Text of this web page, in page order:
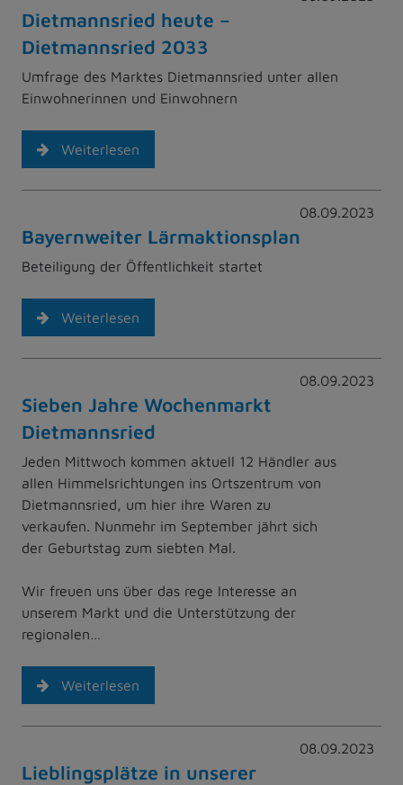
Dietmannsried heute –
Dietmannsried 2033
Umfrage des Marktes Dietmannsried unter allen
Einwohnerinnen und Einwohnern
Weiterlesen
08.09.2023
Bayernweiter Lärmaktionsplan
Beteiligung der Öffentlichkeit startet
Weiterlesen
08.09.2023
Sieben Jahre Wochenmarkt
Dietmannsried
Jeden Mittwoch kommen aktuell 12 Händler aus
allen Himmelsrichtungen ins Ortszentrum von
Dietmannsried, um hier ihre Waren zu
verkaufen. Nunmehr im September jährt sich
der Geburtstag zum siebten Mal.
Wir freuen uns über das rege Interesse an
unserem Markt und die Unterstützung der
regionalen…
Weiterlesen
08.09.2023
Lieblingsplätze in unserer